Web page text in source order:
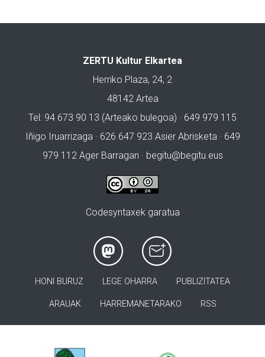
ZERTU Kultur Elkartea
Herriko Plaza, 24, 2
48142 Artea
Tel: 94 673 90 13 (Arteako bulegoa) · 649 979 115
Iñigo Iruarrizaga · 626 647 923 Asier Abrisketa · 649
979 112 Ager Barragan · begitu@begitu.eus
Codesyntaxek garatua
HONI BURUZ LEGE OHARRA PUBLIZITATEA
ARAUAK HARREMANETARAKO RSS